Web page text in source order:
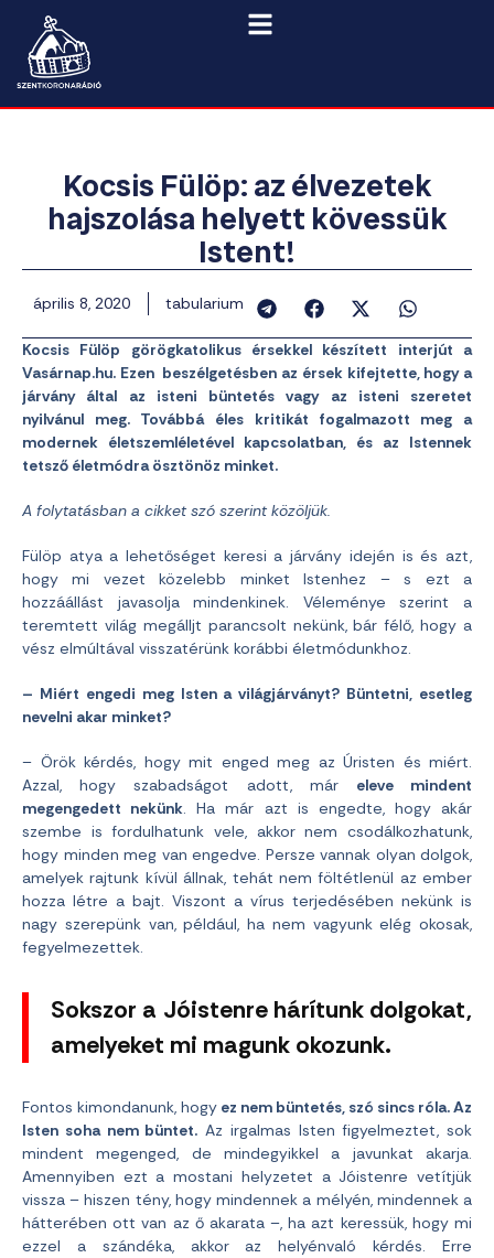
Kocsis Fülöp: az élvezetek
hajszolása helyett kövessük
Istent!
április 8, 2020 tabularium
Kocsis Fülöp görögkatolikus érsekkel készített interjút a
Vasárnap.hu. Ezen beszélgetésben az érsek kifejtette, hogy a
járvány által az isteni büntetés vagy az isteni szeretet
nyilvánul meg. Továbbá éles kritikát fogalmazott meg a
modernek életszemléletével kapcsolatban, és az Istennek
tetsző életmódra ösztönöz minket.
A folytatásban a cikket szó szerint közöljük.
Fülöp atya a lehetőséget keresi a járvány idején is és azt,
hogy mi vezet közelebb minket Istenhez – s ezt a
hozzáállást javasolja mindenkinek. Véleménye szerint a
teremtett világ megálljt parancsolt nekünk, bár félő, hogy a
vész elmúltával visszatérünk korábbi életmódunkhoz.
– Miért engedi meg Isten a világjárványt? Büntetni, esetleg
nevelni akar minket?
– Örök kérdés, hogy mit enged meg az Úristen és miért.
Azzal, hogy szabadságot adott, már eleve mindent
megengedett nekünk. Ha már azt is engedte, hogy akár
szembe is fordulhatunk vele, akkor nem csodálkozhatunk,
hogy minden meg van engedve. Persze vannak olyan dolgok,
amelyek rajtunk kívül állnak, tehát nem föltétlenül az ember
hozza létre a bajt. Viszont a vírus terjedésében nekünk is
nagy szerepünk van, például, ha nem vagyunk elég okosak,
fegyelmezettek.
Sokszor a Jóistenre hárítunk dolgokat,
amelyeket mi magunk okozunk.
Fontos kimondanunk, hogy ez nem büntetés, szó sincs róla. Az
Isten soha nem büntet. Az irgalmas Isten figyelmeztet, sok
mindent megenged, de mindegyikkel a javunkat akarja.
Amennyiben ezt a mostani helyzetet a Jóistenre vetítjük
vissza – hiszen tény, hogy mindennek a mélyén, mindennek a
hátterében ott van az ő akarata –, ha azt keressük, hogy mi
ezzel a szándéka, akkor az helyénvaló kérdés. Erre